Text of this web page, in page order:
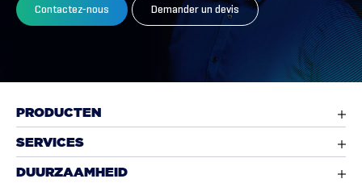
Contactez-nous Demander un devis
PRODUCTEN
SERVICES
DUURZAAMHEID